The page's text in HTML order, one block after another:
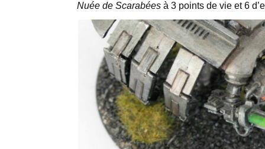
Nuée de Scarabées à 3 points de vie et 6